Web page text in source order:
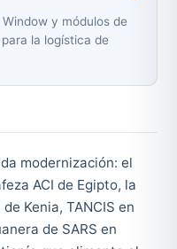
y módulos de
la logística de
modernización: el
ACI de Egipto, la
Kenia, TANCIS en
de SARS en